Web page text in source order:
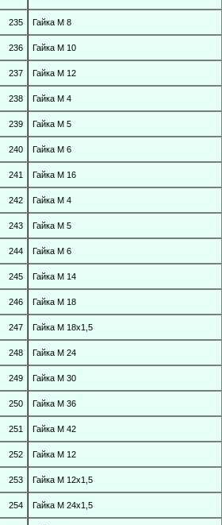
235 Гайка М 8
236 Гайка М 10
237 Гайка М 12
238 Гайка М 4
239 Гайка М 5
240 Гайка М 6
241 Гайка М 16
242 Гайка М 4
243 Гайка М 5
244 Гайка М 6
245 Гайка М 14
246 Гайка М 18
247 Гайка М 18х1,5
248 Гайка М 24
249 Гайка М 30
250 Гайка М 36
251 Гайка М 42
252 Гайка М 12
253 Гайка М 12х1,5
254 Гайка М 24х1,5